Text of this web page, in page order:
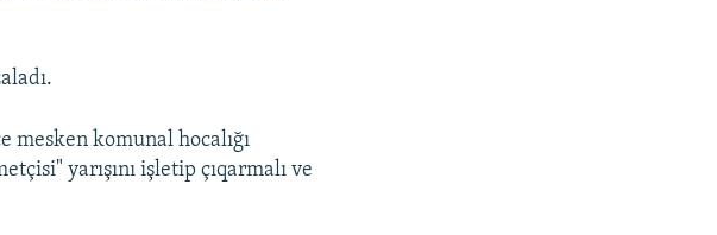
mesken komunal hocalığı
yarışını işletip çıqarmalı ve